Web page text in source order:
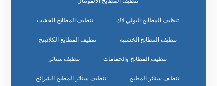
تنظيف المطابخ البولي لاك تنظيف المطابخ الخشب
تنظيف المطابخ الخشبية تنظيف المطابخ الكلادينج
تنظيف المطابخ والحمامات تنظيف ستائر
تنظيف ستائر المطبخ تنظيف ستائر المطبخ الشرائح